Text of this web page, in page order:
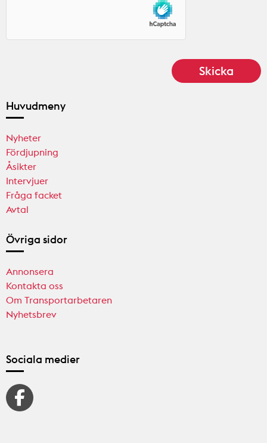
Huvudmeny
Nyheter
Fördjupning
Åsikter
Intervjuer
Fråga facket
Avtal
Övriga sidor
Annonsera
Kontakta oss
Om Transportarbetaren
Nyhetsbrev
Sociala medier